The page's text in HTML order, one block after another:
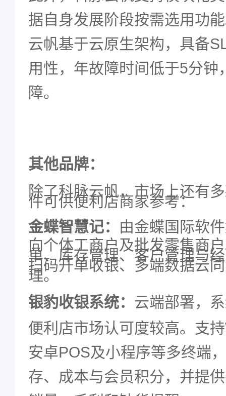
据自身发展阶段按需选用功
云帆基于云原生架构，具备
用性，年故障时间低于5分钟
障。
其他品牌：
除了科脉云帆，市场上还有
件可供便利店商家参考：
金蝶智慧记： 由金蝶国际软
向个体工商户及批发零售商
单、库存管理、客户管理与
扫码开单收银、多端数据云
理。
银豹收银系统： 云端部署，
便利店市场认可度较高。支持
安卓POS及小程序等多终端
存、成本与会员积分，并提